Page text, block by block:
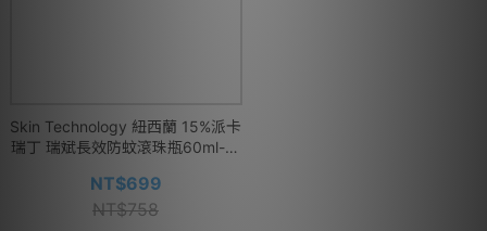
Skin Technology 紐西蘭 15%派卡
瑞丁 瑞斌長效防蚊滾珠瓶60ml-無
NT$699
NT$758